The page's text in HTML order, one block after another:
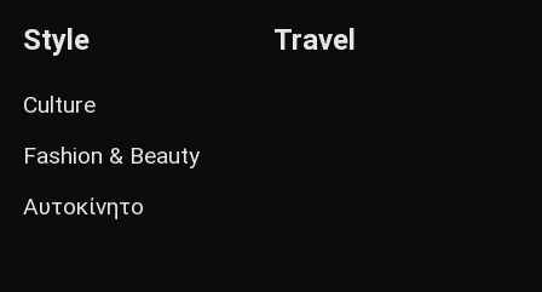
Style
Culture
Fashion & Beauty
Αυτοκίνητο
Travel